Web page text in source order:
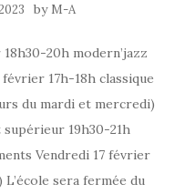
by M-A
20h modern’jazz
17h-18h classique
du mardi et mercredi)
supérieur 19h30-21h
Vendredi 17 février
sera fermée du